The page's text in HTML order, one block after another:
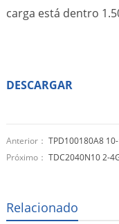
carga está dentro
DESCARGAR
Anterior： TPD100180A8
Próximo： TDC2040N10 2-
Relacionado